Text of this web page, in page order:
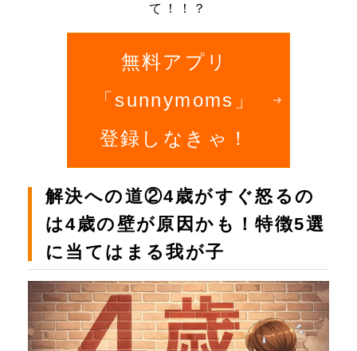
て！！？
無料アプリ
「sunnymoms」
登録しなきゃ！
解決への道②4歳がすぐ怒るの
は4歳の壁が原因かも！特徴5選
に当てはまる我が子